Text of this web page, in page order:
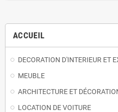
ACCUEIL
DECORATION D'INTERIEUR ET
MEUBLE
ARCHITECTURE ET
LOCATION DE VOITURE